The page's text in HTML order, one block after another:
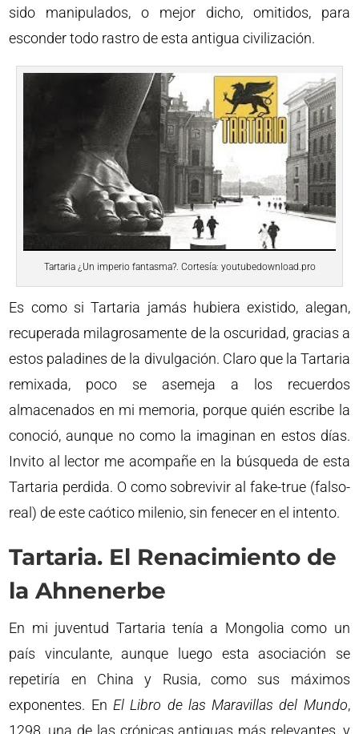
sido manipulados, o mejor dicho, omitidos, para
esconder todo rastro de esta antigua civilización.
Tartaria ¿Un imperio fantasma?. Cortesía: youtubedownload.pro
Es como si Tartaria jamás hubiera existido, alegan,
recuperada milagrosamente de la oscuridad, gracias a
estos paladines de la divulgación. Claro que la Tartaria
remixada, poco se asemeja a los recuerdos
almacenados en mi memoria, porque quién escribe la
conoció, aunque no como la imaginan en estos días.
Invito al lector me acompañe en la búsqueda de esta
Tartaria perdida. O como sobrevivir al fake-true (falso-
real) de este caótico milenio, sin fenecer en el intento.
Tartaria. El Renacimiento de
la Ahnenerbe
En mi juventud Tartaria tenía a Mongolia como un
país vinculante, aunque luego esta asociación se
repetiría en China y Rusia, como sus máximos
exponentes. En El Libro de las Maravillas del Mundo,
1298, una de las crónicas antiguas más relevantes, y